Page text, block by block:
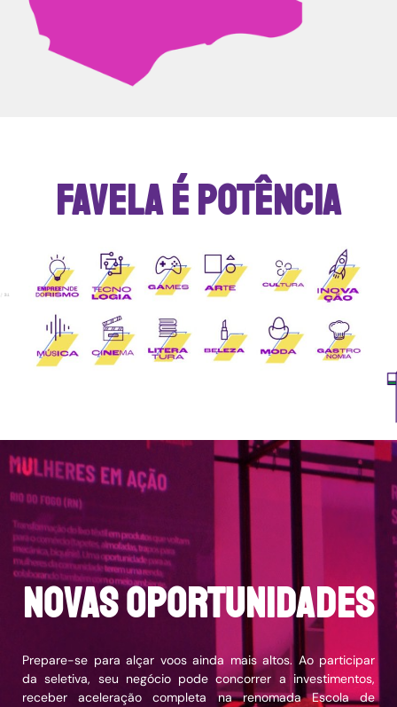
FAVELA É POTÊNCIA
NOVAS OPORTUNIDADES
Prepare-se para alçar voos ainda mais altos. Ao participar
da seletiva, seu negócio pode concorrer a investimentos,
receber aceleração completa na renomada Escola de